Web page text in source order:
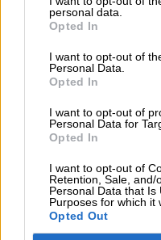
personal data.
Opted In
I want to opt-out of
Personal Data.
Opted In
I want to opt-out of
Personal Data for
Opted In
I want to opt-out of
Retention, Sale, and/
Personal Data that Is
Purposes for which it
Opted Out
ΖΗΤΕΙΤΑΙ
ΣΤΟΝ ΑΜΠΕΛΩΝΑ
24/04/2024 , 17:44